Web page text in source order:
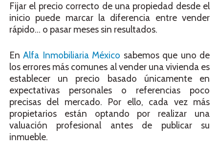
Fijar el precio correcto de una propiedad desde el
inicio puede marcar la diferencia entre vender
rápido… o pasar meses sin resultados.
EnAlfa Inmobiliaria México sabemos que uno de
los errores más comunes al vender una vivienda es
establecer un precio basado únicamente en
expectativas personales o referencias poco
precisas del mercado. Por ello, cada vez más
propietarios están optando por realizar una
valuación profesional antes de publicar su
inmueble.